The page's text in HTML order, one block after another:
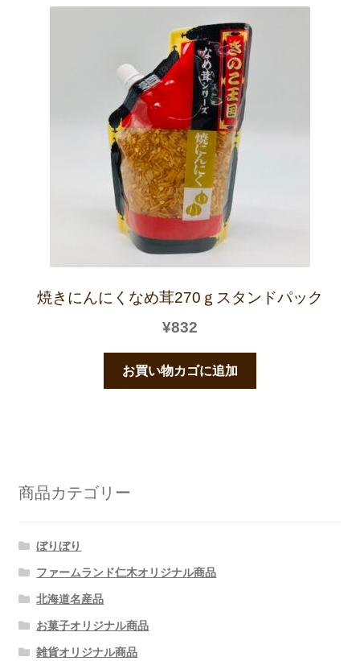
焼きにんにくなめ茸270ｇスタンドパック
¥832
お買い物カゴに追加
商品カテゴリー
ぼりぼり
ファームランド仁木オリジナル商品
北海道名産品
お菓子オリジナル商品
雑貨オリジナル商品